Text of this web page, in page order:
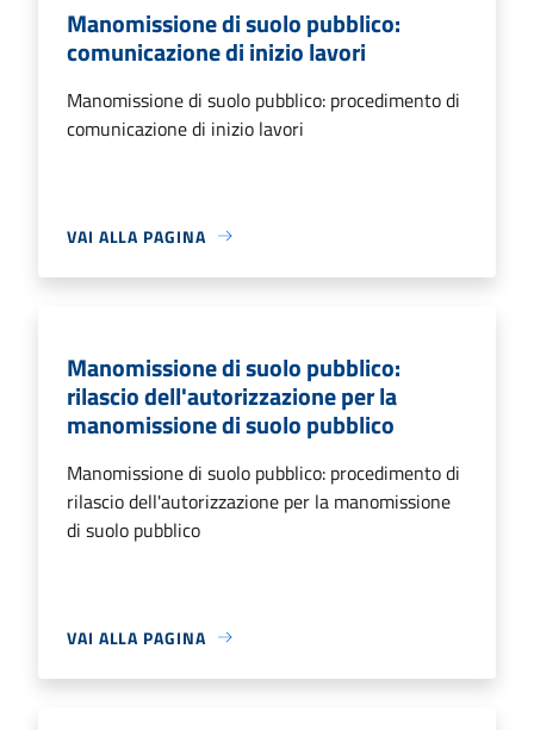
Manomissione di suolo pubblico:
comunicazione di inizio lavori
Manomissione di suolo pubblico: procedimento di
comunicazione di inizio lavori
VAI ALLA PAGINA
Manomissione di suolo pubblico:
rilascio dell'autorizzazione per la
manomissione di suolo pubblico
Manomissione di suolo pubblico: procedimento di
rilascio dell'autorizzazione per la manomissione
di suolo pubblico
VAI ALLA PAGINA